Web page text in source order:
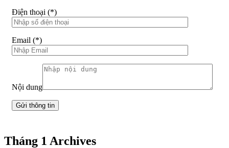
Điện thoại (*)
Email (*)
Nội dung
Tháng 1 Archives